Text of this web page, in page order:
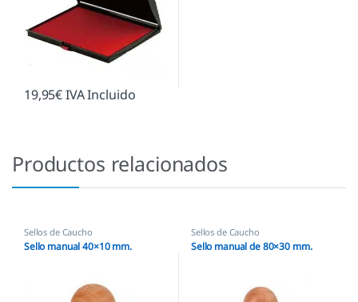
19,95€IVA Incluido
Productos relacionados
Sellos de Caucho
Sello manual 40×10 mm.
Sellos de Caucho
Sello manual de 80×30 mm.